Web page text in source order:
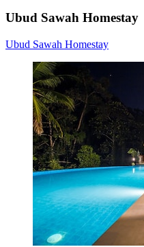
Ubud Sawah Homestay
Ubud Sawah Homestay